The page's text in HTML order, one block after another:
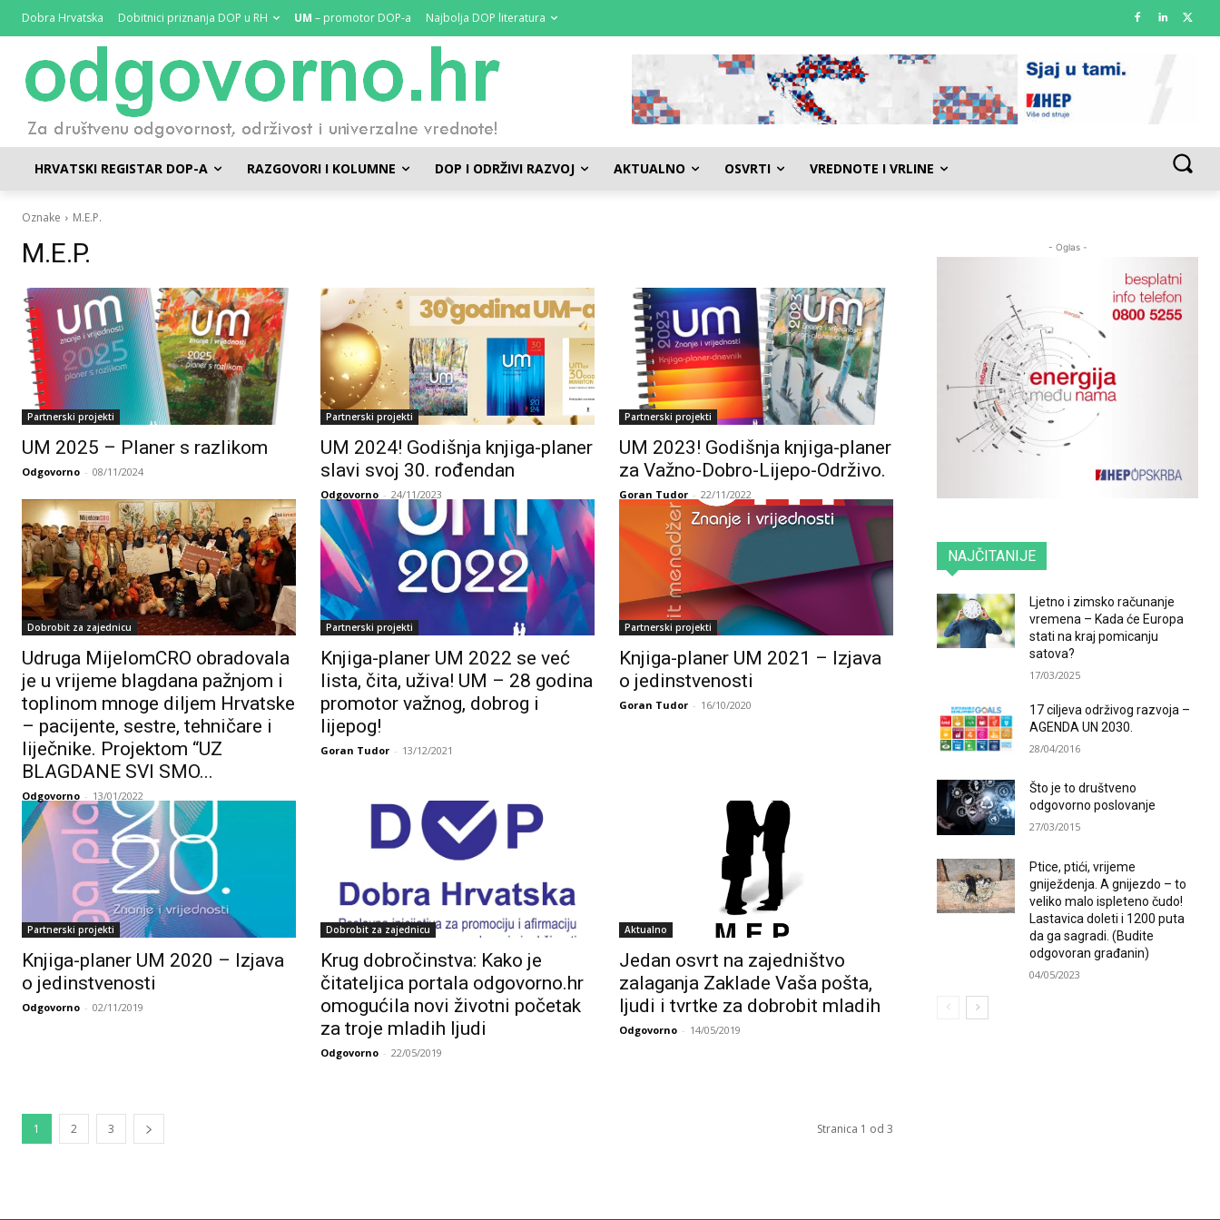
Dobra Hrvatska Dobitnici priznanja DOP u RH UM – promotor DOP-a Najbolja DOP literatura
HRVATSKI REGISTAR DOP-A RAZGOVORI I KOLUMNE DOP I ODRŽIVI RAZVOJ AKTUALNO OSVRTI VREDNOTE I VRLINE
Oznake M.E.P.
M.E.P.
Partnerski projekti
UM 2025 – Planer s razlikom
Odgovorno - 08/11/2024
Partnerski projekti
UM 2024! Godišnja knjiga-planer
slavi svoj 30. rođendan
Odgovorno - 24/11/2023
Partnerski projekti
UM 2023! Godišnja knjiga-planer
za Važno-Dobro-Lijepo-Održivo.
Goran Tudor - 22/11/2022
Dobrobit za zajednicu
Udruga MijelomCRO obradovala
je u vrijeme blagdana pažnjom i
toplinom mnoge diljem Hrvatske
– pacijente, sestre, tehničare i
liječnike. Projektom “UZ
BLAGDANE SVI SMO...
Odgovorno - 13/01/2022
Partnerski projekti
Knjiga-planer UM 2022 se već
lista, čita, uživa! UM – 28 godina
promotor važnog, dobrog i
lijepog!
Goran Tudor - 13/12/2021
Partnerski projekti
Knjiga-planer UM 2021 – Izjava
o jedinstvenosti
Goran Tudor - 16/10/2020
Partnerski projekti
Knjiga-planer UM 2020 – Izjava
o jedinstvenosti
Odgovorno - 02/11/2019
Dobrobit za zajednicu
Krug dobročinstva: Kako je
čitateljica portala odgovorno.hr
omogućila novi životni početak
za troje mladih ljudi
Odgovorno - 22/05/2019
Aktualno
Jedan osvrt na zajedništvo
zalaganja Zaklade Vaša pošta,
ljudi i tvrtke za dobrobit mladih
Odgovorno - 14/05/2019
1 2 3 Stranica 1 od 3
- Oglas -
NAJČITANIJE
Ljetno i zimsko računanje
vremena – Kada će Europa
stati na kraj pomicanju
satova?
17/03/2025
17 ciljeva održivog razvoja –
AGENDA UN 2030.
28/04/2016
Što je to društveno
odgovorno poslovanje
27/03/2015
Ptice, ptići, vrijeme
gniježdenja. A gnijezdo – to
veliko malo ispleteno čudo!
Lastavica doleti i 1200 puta
da ga sagradi. (Budite
odgovoran građanin)
04/05/2023